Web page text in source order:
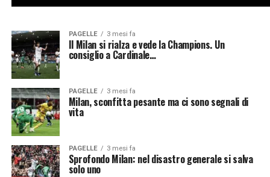
PAGELLE 3 mesi fa
Il Milan si rialza e vede la Champions. Un
consiglio a Cardinale…
PAGELLE 3 mesi fa
Milan, sconfitta pesante ma ci sono segnali di
vita
PAGELLE 3 mesi fa
Sprofondo Milan: nel disastro generale si salva
solo uno